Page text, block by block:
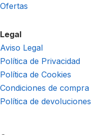
Ofertas
Legal
Aviso Legal
Política de Privacidad
Política de Cookies
Condiciones de compra
Política de devoluciones